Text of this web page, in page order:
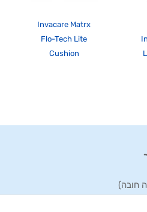
Invacare Matrx
Flo-Tech Lite
Cushion